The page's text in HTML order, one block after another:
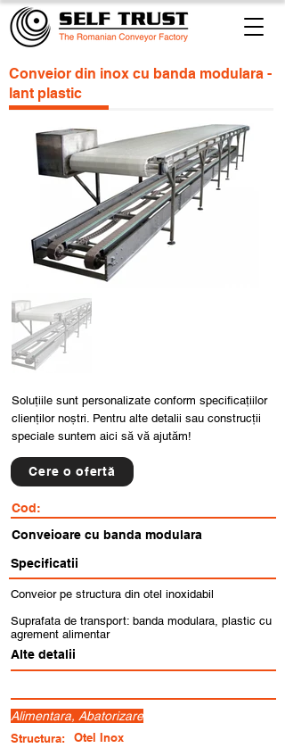
Conveior din inox cu banda modulara -
lant plastic
Soluțiile sunt personalizate conform specificațiilor
clienților noștri. Pentru alte detalii sau construcții
speciale suntem aici să vă ajutăm!
Cere o ofertă
Cod:
Conveioare cu banda modulara
Specificatii
Conveior pe structura din otel inoxidabil
Suprafata de transport: banda modulara, plastic cu
agrement alimentar
Alte detalii
Alimentara, Abatorizare
Structura:
Otel Inox